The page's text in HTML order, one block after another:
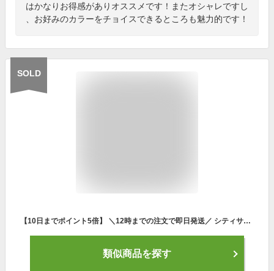
はかなりお得感がありオススメです！またオシャレですし
、お好みのカラーをチョイスできるところも魅力的です！
SOLD
【10日までポイント5倍】 ＼12時までの注文で即日発送／ シティサイクル パンクしにくい自転車 組立必要品 折りたたみ自転車 26インチ SHIMANO シマノ6段変速 voldy.collection ヴォルディコレクション VFC-001CT
類似商品を探す